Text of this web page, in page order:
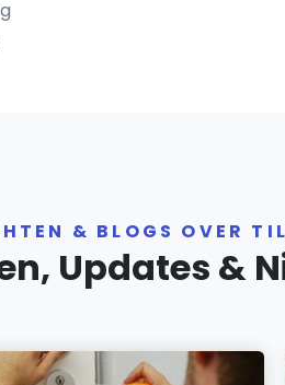
& BLOGS OVER
Updates &